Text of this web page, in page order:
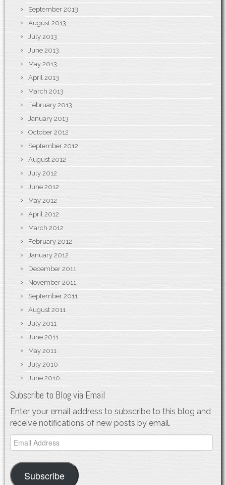
September 2013
August 2013
July 2013
June 2013
May 2013
April 2013
March 2013
February 2013
January 2013
October 2012
September 2012
August 2012
July 2012
June 2012
May 2012
April 2012
March 2012
February 2012
January 2012
December 2011
November 2011
September 2011
August 2011
July 2011
June 2011
May 2011
July 2010
June 2010
Subscribe to Blog via Email
Enter your email address to subscribe to this blog and
receive notifications of new posts by email.
Email
Address
Subscribe